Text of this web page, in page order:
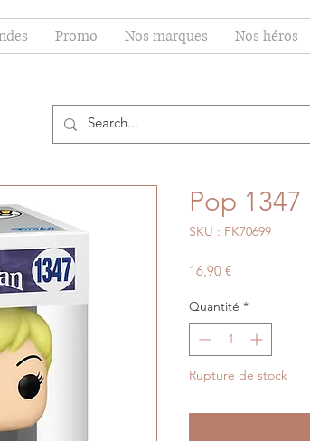
Promo Nos marques Nos héros
Pop 1347
SKU : FK70699
16,90 €Prix
Quantité *
Rupture de stock